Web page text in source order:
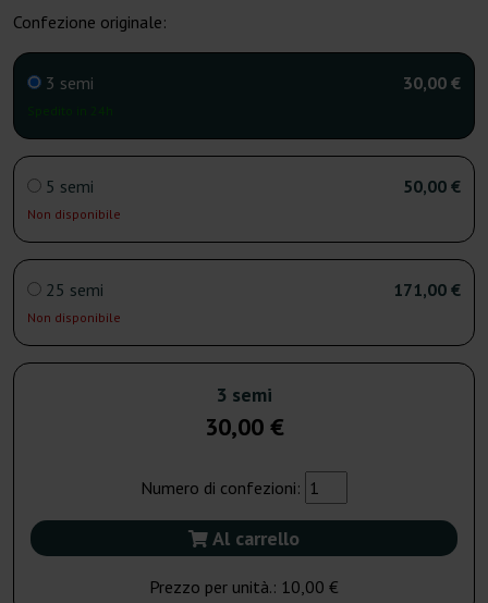
Confezione originale:
3 semi 30,00 €
5 semi
Non disponibile
50,00 €
25 semi
Non disponibile
171,00 €
3 semi
30,00 €
Numero di confezioni:
Al carrello
Prezzo per unità.: 10,00 €